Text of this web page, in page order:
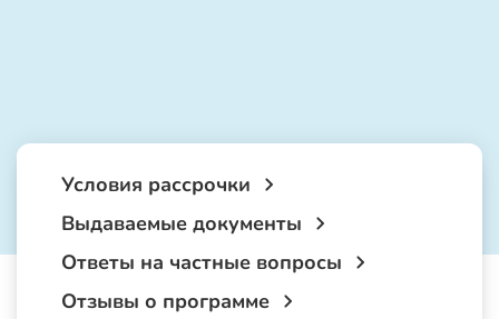
Условия рассрочки
Выдаваемые документы
Ответы на частные вопросы
Отзывы о программе